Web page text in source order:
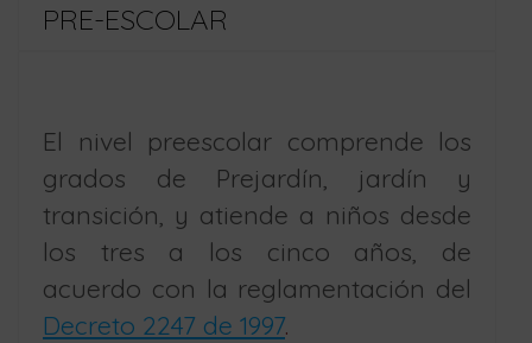
PRE-ESCOLAR
El nivel preescolar comprende los
grados de Prejardín, jardín y
transición, y atiende a niños desde
los tres a los cinco años, de
acuerdo con la reglamentación del
Decreto 2247 de 1997.